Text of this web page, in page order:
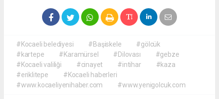
#Kocaeli belediyesi #Başiskele
#gölcük
#kartepe
#Karamürsel #Dilovası
#gebze
#Kocaeli valiliği
#cinayet #intihar
#kaza
#eriklitepe
#Kocaeli haberleri
#www.kocaeliyenihaber.com
#www.yenigolcuk.com